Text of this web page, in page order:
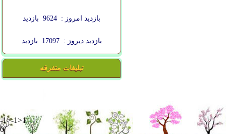
بازدید امروز : 9624 بازدید
بازدید دیروز : 17097 بازدید
تبلیغات متفرقه
-1>-1>1
0